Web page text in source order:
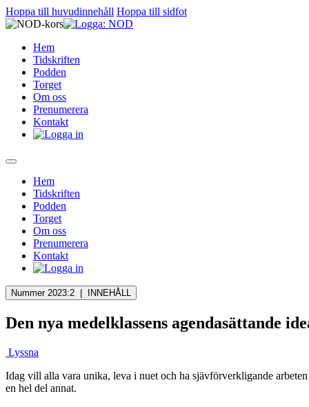
Hoppa till huvudinnehåll Hoppa till sidfot
Hem
Tidskriften
Podden
Torget
Om oss
Prenumerera
Kontakt
Hem
Tidskriften
Podden
Torget
Om oss
Prenumerera
Kontakt
Nummer 2023:2 | INNEHÅLL
Den nya medelklassens agendasättande
Lyssna
Idag vill alla vara unika, leva i nuet och ha sjävförverkligande
en hel del annat.